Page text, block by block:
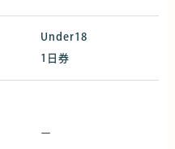
Under18
1日券
ー